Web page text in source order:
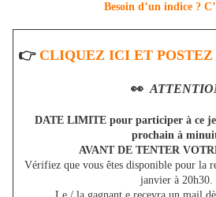
Besoin d’un indice ?
👉 CLIQUEZ ICI ET POSTEZ
👀
DATE LIMITE pour participer à ce
prochain à
AVANT DE TENTER
Vérifiez que vous êtes disponible pour la
janvier à 20h30.